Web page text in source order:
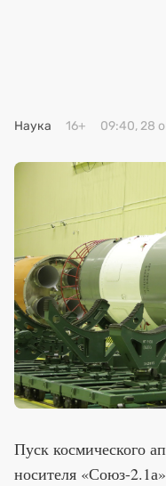
Наука 16+ 09:40, 28
Пуск космического
носителя «Союз-